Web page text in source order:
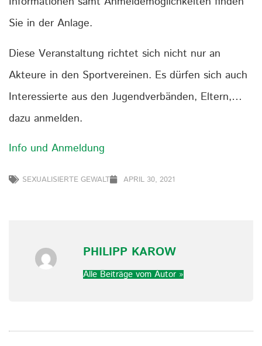
Sie in der Anlage.
Diese Veranstaltung richtet sich nicht nur an
Akteure in den Sportvereinen. Es dürfen sich auch
Interessierte aus den Jugendverbänden, Eltern,…
dazu anmelden.
Info und Anmeldung
SEXUALISIERTE GEWALT APRIL 30, 2021
PHILIPP KAROW
Alle Beiträge vom Autor »